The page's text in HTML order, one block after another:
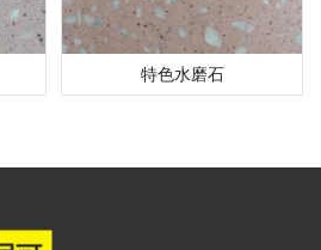
特色水磨石